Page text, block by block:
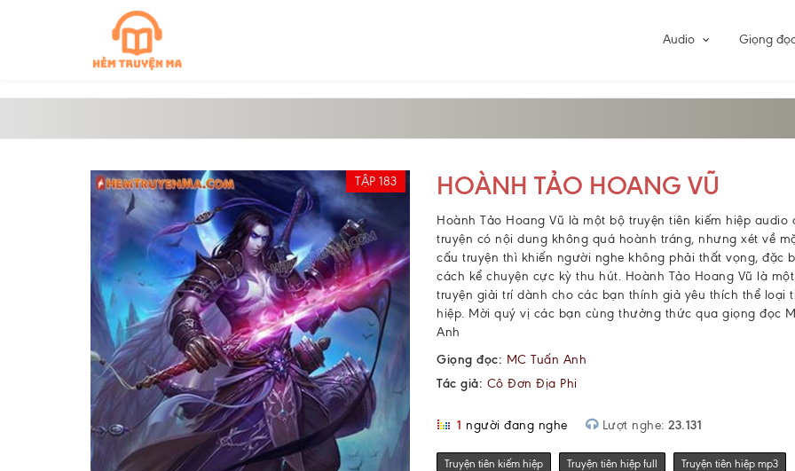
Audio Giọng
TẬP 183 HOÀNH TẢO HOANG VŨ
Hoành Tảo Hoang Vũ là một bộ truyện tiên kiếm hiệp audio
truyện có nội dung không quá hoành tráng, nhưng xét về
cấu truyện thì khiến người nghe không phải thất vọng, đặc
cách kể chuyện cực kỳ thu hút. Hoành Tảo Hoang Vũ là
truyện giải trí dành cho các bạn thính giả yêu thích thể loại
hiệp. Mời quý vị các bạn cùng thưởng thức qua giọng đọc
Anh
Giọng đọc: MC Tuấn Anh
Tác giả: Cô Đơn Địa Phi
1 người đang nghe Lượt nghe: 23.131
Truyện tiên kiếm hiệp Truyện tiên hiệp full Truyện tiên hiệp mp3